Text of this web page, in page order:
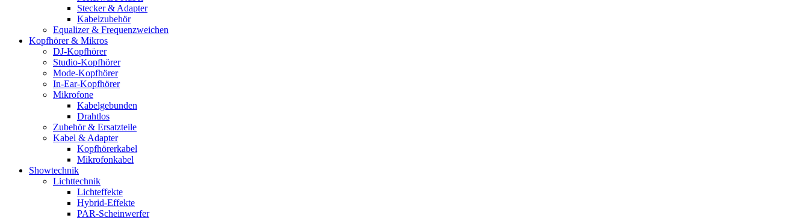
Stecker & Adapter
Kabelzubehör
Equalizer & Frequenzweichen
Kopfhörer & Mikros
DJ-Kopfhörer
Studio-Kopfhörer
Mode-Kopfhörer
In-Ear-Kopfhörer
Mikrofone
Kabelgebunden
Drahtlos
Zubehör & Ersatzteile
Kabel & Adapter
Kopfhörerkabel
Mikrofonkabel
Showtechnik
Lichttechnik
Lichteffekte
Hybrid-Effekte
PAR-Scheinwerfer